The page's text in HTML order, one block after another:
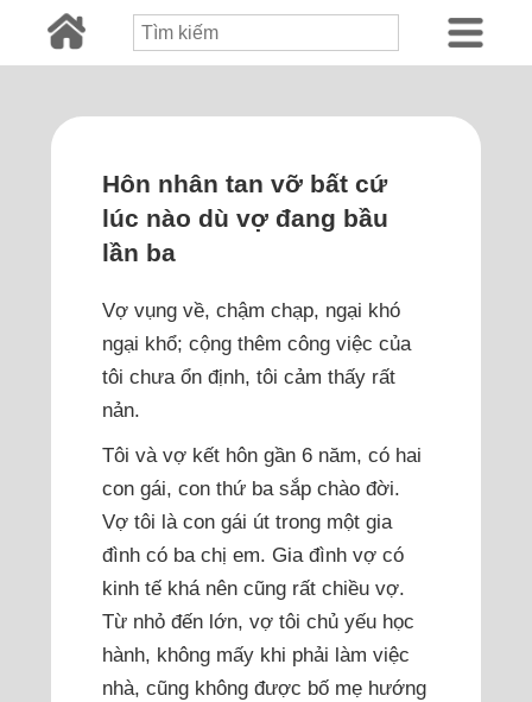
Hôn nhân tan vỡ bất cứ
lúc nào dù vợ đang bầu
lần ba
Vợ vụng về, chậm chạp, ngại khó
ngại khổ; cộng thêm công việc của
tôi chưa ổn định, tôi cảm thấy rất
nản.
Tôi và vợ kết hôn gần 6 năm, có hai
con gái, con thứ ba sắp chào đời.
Vợ tôi là con gái út trong một gia
đình có ba chị em. Gia đình vợ có
kinh tế khá nên cũng rất chiều vợ.
Từ nhỏ đến lớn, vợ tôi chủ yếu học
hành, không mấy khi phải làm việc
nhà, cũng không được bố mẹ hướng